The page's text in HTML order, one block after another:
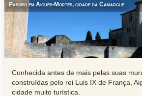
Passeio em Aigues-Mortes, cidade da Camargue
Conhecida antes de mais pelas suas
construídas pelo rei Luis IX de França,
cidade muito turística.